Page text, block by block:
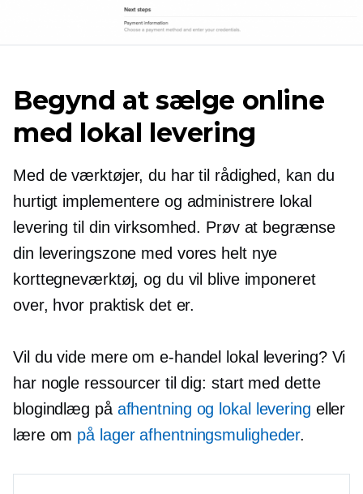
Begynd at sælge online
med lokal levering
Med de værktøjer, du har til rådighed, kan du
hurtigt implementere og administrere lokal
levering til din virksomhed. Prøv at begrænse
din leveringszone med vores helt nye
korttegneværktøj, og du vil blive imponeret
over, hvor praktisk det er.
Vil du vide mere om e-handel lokal levering? Vi
har nogle ressourcer til dig: start med dette
blogindlæg på afhentning og lokal levering eller
lære om på lagerafhentningsmuligheder.